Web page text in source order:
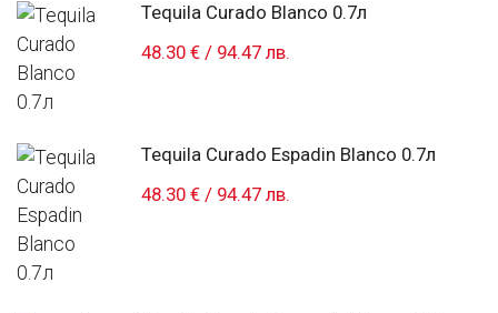
Tequila Curado Blanco 0.7л
48.30 € / 94.47 лв.
Tequila Curado Espadin Blanco 0.7л
48.30 € / 94.47 лв.